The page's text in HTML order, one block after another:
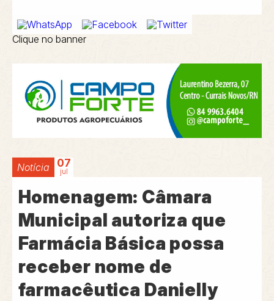
Clique no banner
Notícia 07
jul
Homenagem: Câmara
Municipal autoriza que
Farmácia Básica possa
receber nome de
farmacêutica Danielly